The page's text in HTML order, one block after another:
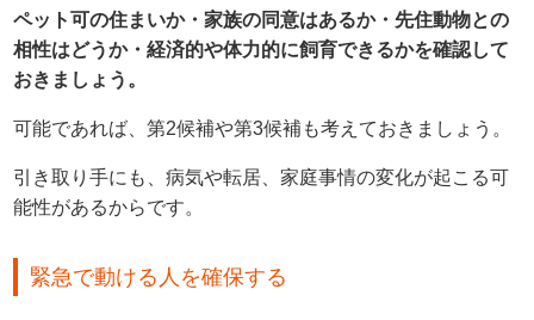
ペット可の住まいか・家族の同意はあるか・先住動物との
相性はどうか・経済的や体力的に飼育できるかを確認して
おきましょう。
可能であれば、第2候補や第3候補も考えておきましょう。
引き取り手にも、病気や転居、家庭事情の変化が起こる可
能性があるからです。
緊急で動ける人を確保する